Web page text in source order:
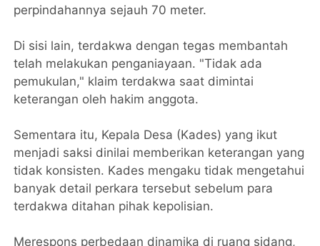
perpindahannya sejauh 70 meter.
Di sisi lain, terdakwa dengan tegas membantah
telah melakukan penganiayaan. "Tidak ada
pemukulan," klaim terdakwa saat dimintai
keterangan oleh hakim anggota.
Sementara itu, Kepala Desa (Kades) yang ikut
menjadi saksi dinilai memberikan keterangan yang
tidak konsisten. Kades mengaku tidak mengetahui
banyak detail perkara tersebut sebelum para
terdakwa ditahan pihak kepolisian.
Merespons perbedaan dinamika di ruang sidang,